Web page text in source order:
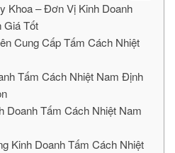
Khoa – Đơn Vị Kinh Doanh
Giá Tốt
Cung Cấp Tấm Cách Nhiệt
Tấm Cách Nhiệt Nam Định
Doanh Tấm Cách Nhiệt Nam
Kinh Doanh Tấm Cách Nhiệt